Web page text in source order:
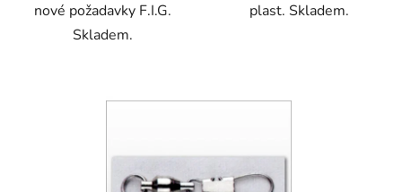
nové požadavky F.I.G.
Skladem.
plast. Skladem.